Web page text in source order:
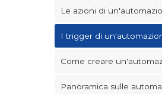
Le azioni di
I trigger di
Come creare
Panoramica sulle